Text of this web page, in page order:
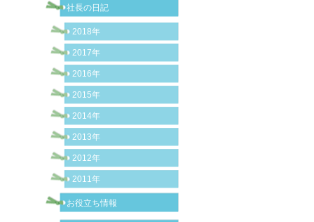
社長の日記
2018年
2017年
2016年
2015年
2014年
2013年
2012年
2011年
お役立ち情報